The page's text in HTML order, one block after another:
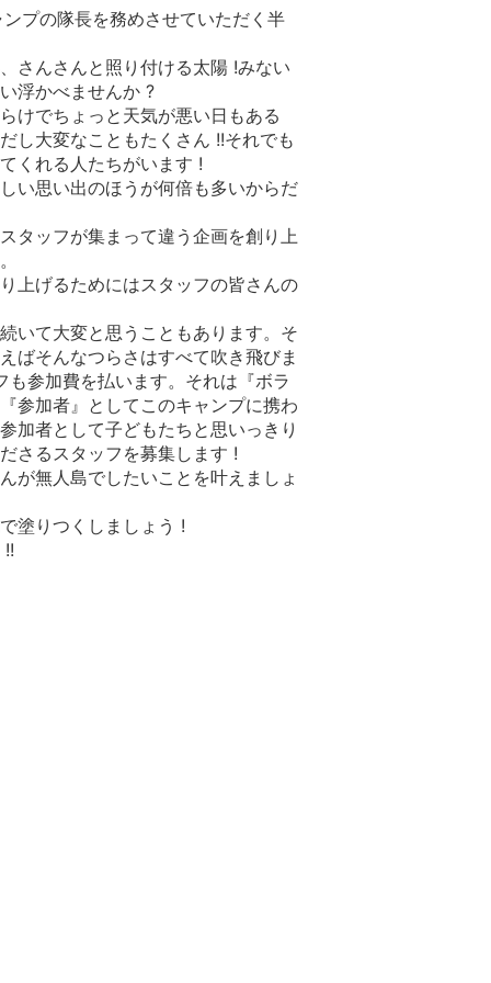
プの隊長を務めさせていただく半
さんさんと照り付ける太陽 !みない
浮かべませんか ?
けでちょっと天気が悪い日もある
し大変なこともたくさん !!それでも
くれる人たちがいます !
い思い出のほうが何倍も多いからだ
タッフが集まって違う企画を創り上
上げるためにはスタッフの皆さんの
いて大変と思うこともあります。そ
ばそんなつらさはすべて吹き飛びま
参加費を払います。それは『ボラ
参加者』としてこのキャンプに携わ
加者として子どもたちと思いっきり
さるスタッフを募集します !
が無人島でしたいことを叶えましょ
塗りつくしましょう !
!!